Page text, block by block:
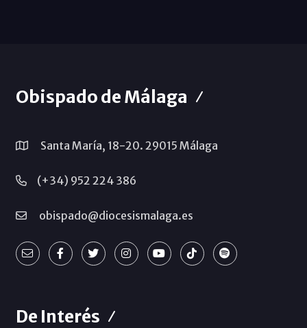
Obispado de Málaga
Santa María, 18-20. 29015 Málaga
(+34) 952 224 386
obispado@diocesismalaga.es
De Interés